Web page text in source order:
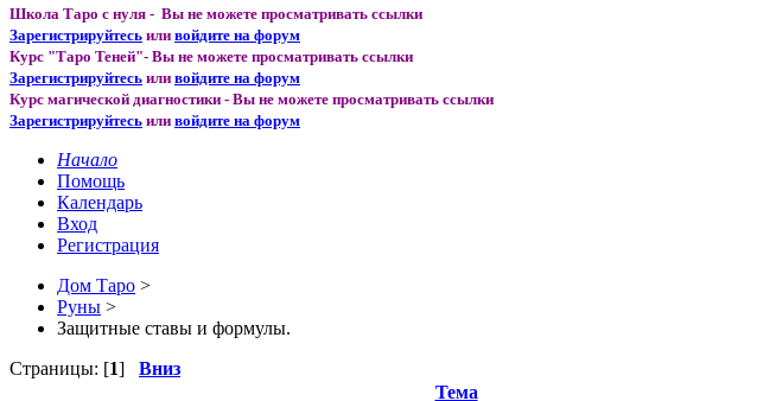
Школа Таро с нуля - Вы не можете просматривать ссылки
Зарегистрируйтесь или войдите на форум
Курс "Таро Теней"- Вы не можете просматривать ссылки
Зарегистрируйтесь или войдите на форум
Курс магической диагностики - Вы не можете просматривать ссылки
Зарегистрируйтесь или войдите на форум
Начало
Помощь
Календарь
Вход
Регистрация
Дом Таро >
Руны >
Защитные ставы и формулы.
Страницы: [1] Вниз
Тема